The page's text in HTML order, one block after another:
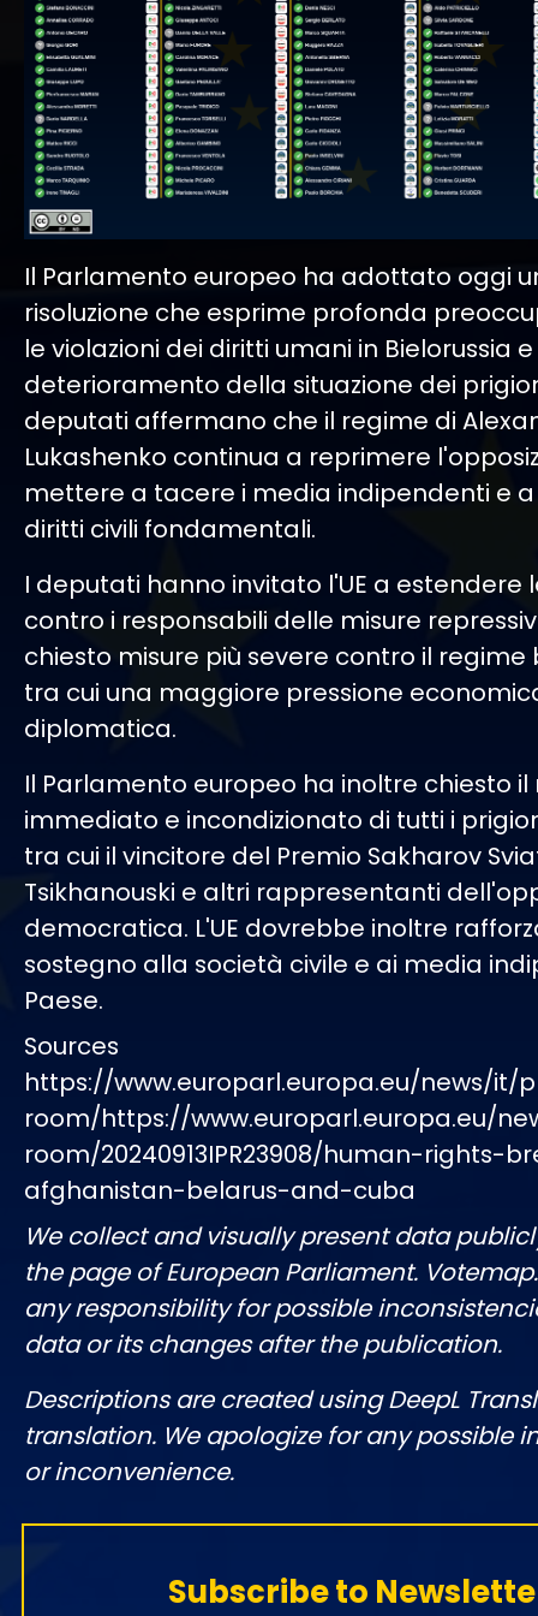
Il Parlamento europeo ha adottato oggi
risoluzione che esprime profonda
le violazioni dei diritti umani in Bielorussia
deterioramento della situazione dei
deputati affermano che il regime di
Lukashenko continua a reprimere
mettere a tacere i media indipendenti e
diritti civili fondamentali.
I deputati hanno invitato l'UE a estendere
contro i responsabili delle misure
chiesto misure più severe contro il regime
tra cui una maggiore pressione
diplomatica.
Il Parlamento europeo ha inoltre chiesto il
immediato e incondizionato di tutti i
tra cui il vincitore del Premio Sakharov
Tsikhanouski e altri rappresentanti
democratica. L'UE dovrebbe inoltre
sostegno alla società civile e ai media
Paese.
Sources
https://www.europarl.europa.eu/news/it/
room/https://www.europarl.europa.eu/
room/20240913IPR23908/human-rights-
afghanistan-belarus-and-cuba
We collect and visually present data
the page of European Parliament.
any responsibility for possible
data or its changes after the publication.
Descriptions are created using DeepL
translation. We apologize for any possible
or inconvenience.
Subscribe to